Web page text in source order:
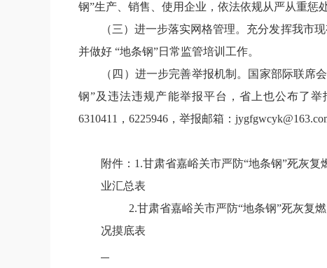
钢”生产、销售、使用企业，依法依规从严从重惩
（三）进一步落实网格管理。充分发挥我市
并做好 “地条钢”日常监管培训工作。
（四）进一步完善举报机制。国家部际联席
钢”及违法违规产能举报平台，省上也公布了
6310411 ， 6225946 ，举报邮箱：
附件： 1 .甘肃省嘉峪关市严防“地条钢”死灰复
业汇总表
2.甘肃省嘉峪关市严防“地条钢”死灰复
况摸底表